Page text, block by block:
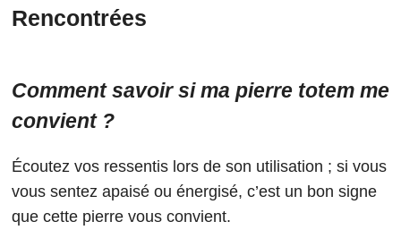
Rencontrées
Comment savoir si ma pierre totem me
convient ?
Écoutez vos ressentis lors de son utilisation ; si vous
vous sentez apaisé ou énergisé, c’est un bon signe
que cette pierre vous convient.